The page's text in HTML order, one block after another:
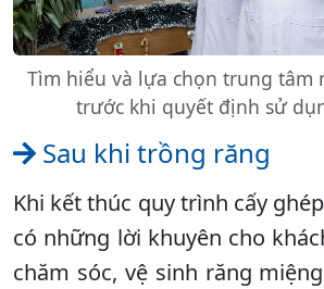
Tìm hiểu và lựa chọn trung tâm
trước khi quyết định sử
Sau khi trồng răng
Khi kết thúc quy trình cấy
có những lời khuyên cho
chăm sóc, vệ sinh răng